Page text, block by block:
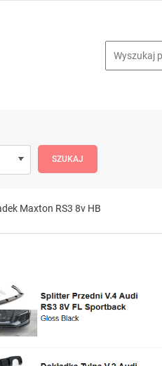
Maxton RS3 8v HB